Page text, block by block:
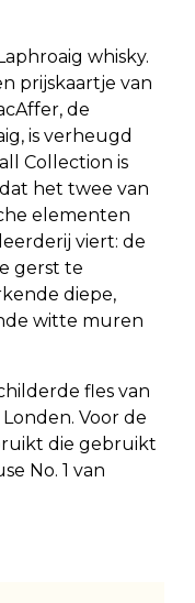
whisky.
prijskaartje van
de
is verheugd
Collection is
het twee van
elementen
viert: de
gerst te
diepe,
witte muren
fles van
Voor de
die gebruikt
No. 1 van